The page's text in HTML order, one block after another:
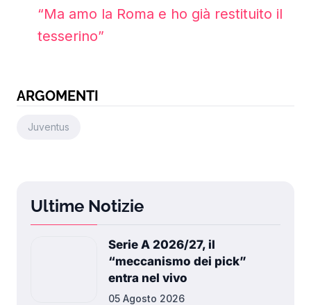
“Ma amo la Roma e ho già restituito il
tesserino”
ARGOMENTI
Juventus
Ultime Notizie
Serie A 2026/27, il
“meccanismo dei pick”
entra nel vivo
05 Agosto 2026